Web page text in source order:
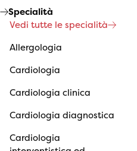
Specialità
Vedi tutte le specialità
Allergologia
Cardiologia
Cardiologia clinica
Cardiologia diagnostica
Cardiologia